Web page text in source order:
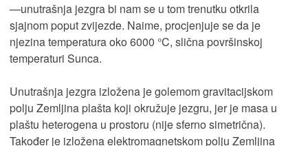
—unutrašnja jezgra bi nam se u tom trenutku otkrila
sjajnom poput zvijezde. Naime, procjenjuje se da je
njezina temperatura oko 6000 °C, slična površinskoj
temperaturi Sunca.
Unutrašnja jezgra izložena je golemom gravitacijskom
polju Zemljina plašta koji okružuje jezgru, jer je masa u
plaštu heterogena u prostoru (nije sferno simetrična).
Također je izložena elektromagnetskom polju Zemljina